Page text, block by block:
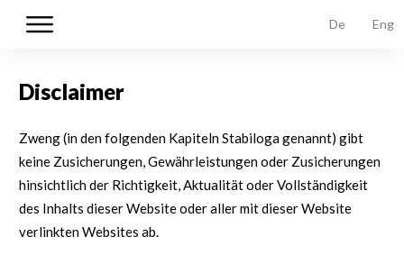
De Eng
Disclaimer
Zweng (in den folgenden Kapiteln Stabiloga genannt) gibt
keine Zusicherungen, Gewährleistungen oder Zusicherungen
hinsichtlich der Richtigkeit, Aktualität oder Vollständigkeit
des Inhalts dieser Website oder aller mit dieser Website
verlinkten Websites ab.